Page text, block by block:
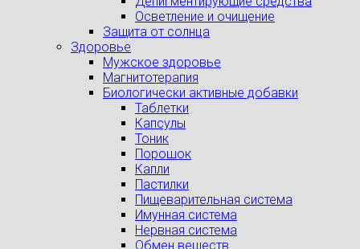
Осветление и очищение
Защита от солнца
Здоровье
Мужское здоровье
Магнитотерапия
Биологически активные добавки
Таблетки
Капсулы
Тоник
Порошок
Капли
Пастилки
Пищеварительная система
Имунная система
Нервная система
Обмен веществ